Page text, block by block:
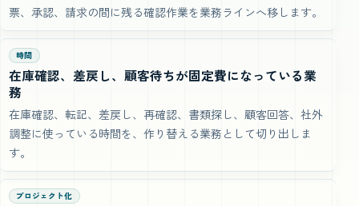
票、承認、請求の間に残る確認作業を業務ラインへ移します。
時間
在庫確認、差戻し、顧客待ちが固定費になっている業
務
在庫確認、転記、差戻し、再確認、書類探し、顧客回答、社外
調整に使っている時間を、作り替える業務として切り出しま
す。
プロジェクト化